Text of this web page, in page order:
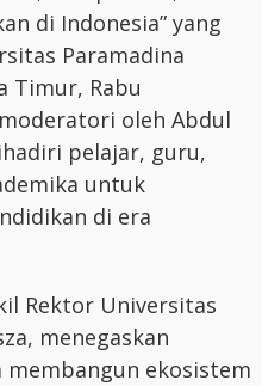
di Indonesia” yang
Paramadina
Timur, Rabu
oleh Abdul
pelajar, guru,
untuk
di era
Rektor Universitas
menegaskan
ekosistem